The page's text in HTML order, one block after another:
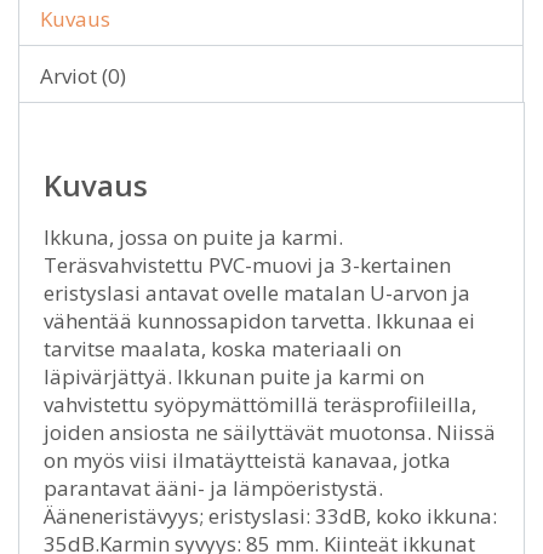
Kuvaus
Arviot (0)
Kuvaus
Ikkuna, jossa on puite ja karmi.
Teräsvahvistettu PVC-muovi ja 3-kertainen
eristyslasi antavat ovelle matalan U-arvon ja
vähentää kunnossapidon tarvetta. Ikkunaa ei
tarvitse maalata, koska materiaali on
läpivärjättyä. Ikkunan puite ja karmi on
vahvistettu syöpymättömillä teräsprofiileilla,
joiden ansiosta ne säilyttävät muotonsa. Niissä
on myös viisi ilmatäytteistä kanavaa, jotka
parantavat ääni- ja lämpöeristystä.
Ääneneristävyys; eristyslasi: 33dB, koko ikkuna:
35dB.Karmin syvyys: 85 mm. Kiinteät ikkunat